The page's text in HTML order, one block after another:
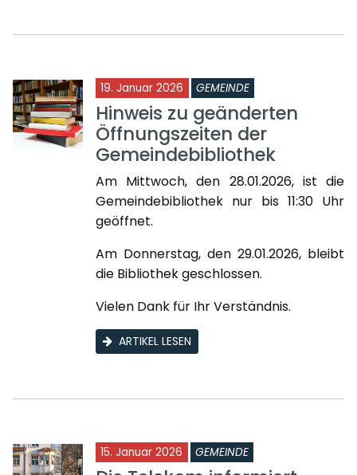
19. Januar 2026 GEMEINDE
Hinweis zu geänderten
Öffnungszeiten der
Gemeindebibliothek
Am Mittwoch, den 28.01.2026, ist die
Gemeindebibliothek nur bis 11:30 Uhr
geöffnet.
Am Donnerstag, den 29.01.2026, bleibt
die Bibliothek geschlossen.
Vielen Dank für Ihr Verständnis.
ARTIKEL LESEN
15. Januar 2026 GEMEINDE